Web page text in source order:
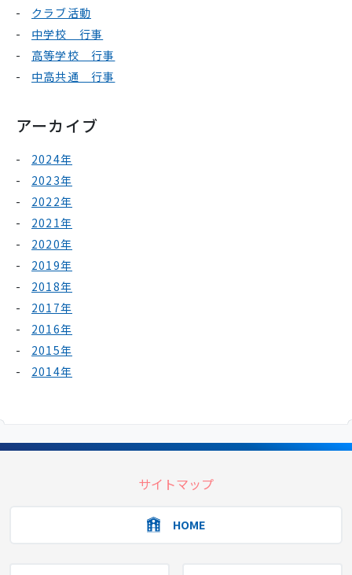
クラブ活動
中学校 行事
高等学校 行事
中高共通 行事
アーカイブ
2024年
2023年
2022年
2021年
2020年
2019年
2018年
2017年
2016年
2015年
2014年
サイトマップ
HOME